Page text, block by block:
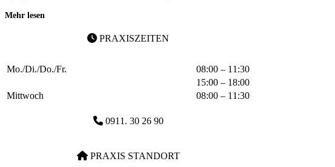
Mehr lesen
PRAXISZEITEN
Mo./Di./Do./Fr.
08:00 – 11:30
15:00 – 18:00
Mittwoch
08:00 – 11:30
0911. 30 26 90
PRAXIS STANDORT